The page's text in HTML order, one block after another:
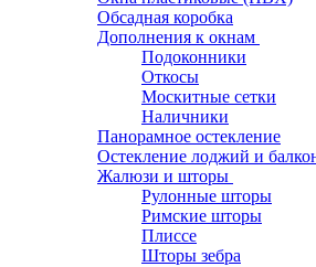
Обсадная коробка
Дополнения к окнам
Подоконники
Откосы
Москитные сетки
Наличники
Панорамное остекление
Остекление лоджий и
Жалюзи и шторы
Рулонные шторы
Римские шторы
Плиссе
Шторы зебра